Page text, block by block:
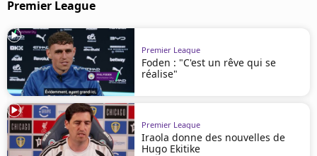
Premier League
Premier League
Foden : "C'est un rêve qui se
réalise"
Premier League
Iraola donne des nouvelles de
Hugo Ekitike